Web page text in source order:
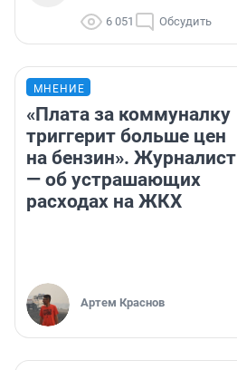
6 051 Обсудить
МНЕНИЕ
«Плата за коммуналку
триггерит больше цен
на бензин». Журналист
— об устрашающих
расходах на ЖКХ
Артем Краснов